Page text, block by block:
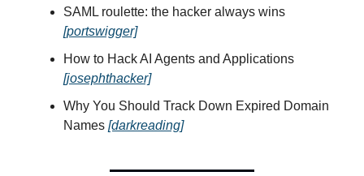
SAML roulette: the hacker always wins
[portswigger]
How to Hack AI Agents and Applications
[josephthacker]
Why You Should Track Down Expired Domain
Names [darkreading]